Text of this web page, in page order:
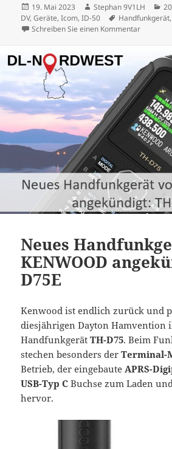
Veröffentlicht
am
19. Mai 2023 Autor
Stephan 9V1LH
DV,Geräte,Icom,ID-50 Schlagwörter
Handfunkgerät
Schreiben Sie einen Kommentarzu ICOM
Neues
KENWOOD
D75E
Kenwood ist endlich zurück und
diesjährigen Dayton Hamvention
HandfunkgerätTH-D75. Beim
stechen besonders derTerminal-
Betrieb, der eingebauteAPRS-
USB-Typ C Buchse zum Laden
hervor.